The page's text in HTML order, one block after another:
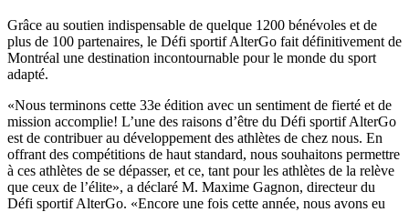
Grâce au soutien indispensable de quelque 1200 bénévoles et de
plus de 100 partenaires, le Défi sportif AlterGo fait définitivement de
Montréal une destination incontournable pour le monde du sport
adapté.
«Nous terminons cette 33e édition avec un sentiment de fierté et de
mission accomplie! L’une des raisons d’être du Défi sportif AlterGo
est de contribuer au développement des athlètes de chez nous. En
offrant des compétitions de haut standard, nous souhaitons permettre
à ces athlètes de se dépasser, et ce, tant pour les athlètes de la relève
que ceux de l’élite», a déclaré M. Maxime Gagnon, directeur du
Défi sportif AlterGo. «Encore une fois cette année, nous avons eu